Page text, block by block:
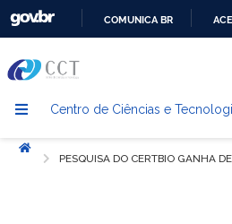
COMUNICA BR
Centro de Ciências e
Início
PESQUISA DO CERTBIO GANHA